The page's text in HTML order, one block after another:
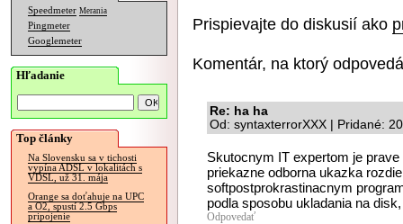
Speedmeter Merania
Pingmeter
Googlemeter
Hľadanie
Top články
Na Slovensku sa v tichosti
vypína ADSL v lokalitách s
VDSL, už 31. mája
Orange sa doťahuje na UPC
a O2, spustí 2.5 Gbps
pripojenie
Prispievajte do diskusií ako
Komentár, na ktorý
Re: ha ha
Od: syntaxterrorXXX | Pridané:
Skutocnym IT expertom je
priekazne odborna ukazka
softpostprokrastinacnym
podla sposobu ukladania na
Odpovedať